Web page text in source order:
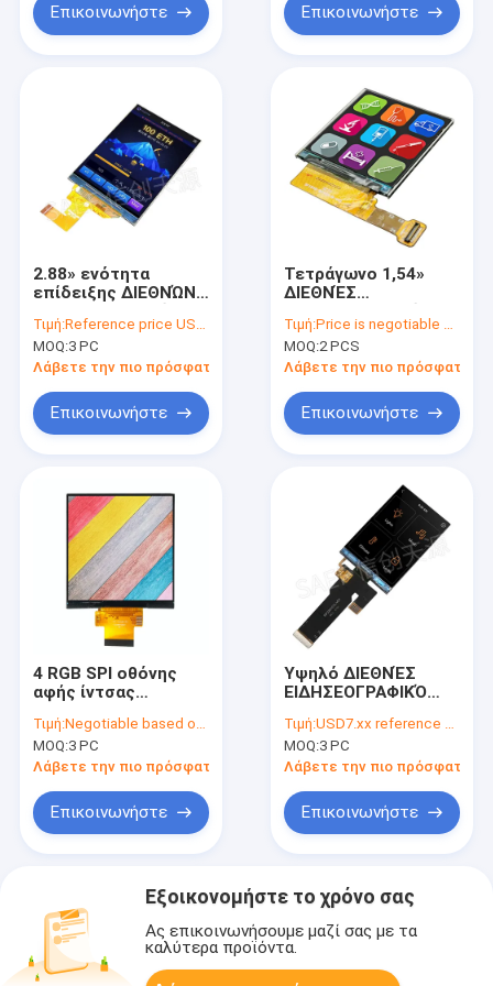
ST7701S
Επικοινωνήστε Επικοινωνήστε
2.88» ενότητα
επίδειξης ΔΙΕΘΝΏΝ
ΠΡΑΚΤΟΡΕΊΩΝ, VGA
480x640 LCD με τη
διεπαφή 21 2
καρφίτσες
Τιμή:Reference price USD7.xx, Price Negotiable based on order lot quantity
MOQ:3 PC
Λάβετε την πιο πρόσφατη τιμή
Επικοινωνήστε
Τετράγωνο 1,54»
ΔΙΕΘΝΈΣ
ΠΡΑΚΤΟΡΕΊΟ LCD
TFT ίντσας 240x240
με το ODM cOem
Τιμή:Price is negotiable based on order lot quantity.
MOQ:2 PCS
Λάβετε την πιο πρόσφατη
Επικοινωνήστε
4 RGB SPI οθόνης
αφής ίντσας
διεπαφή ενότητας
480X480 με το
ολοκληρωμένο
ST7701S
Τιμή:Negotiable based on order lot quantity
MOQ:3 PC
Λάβετε την πιο πρόσφατη τιμή
Επικοινωνήστε
Υψηλό ΔΙΕΘΝΈΣ
ΕΙΔΗΣΕΟΓΡΑΦΙΚΌ
LCD 344x476 2,29
PPI» RGB διεπαφή
ίντσας ST77903
Τιμή:USD7.xx reference price
MOQ:3 PC
Λάβετε την πιο πρόσφατη
Επικοινωνήστε
Εξοικονομήστε το χρόνο σας
Ας επικοινωνήσουμε μαζί σας με τα
καλύτερα προϊόντα.